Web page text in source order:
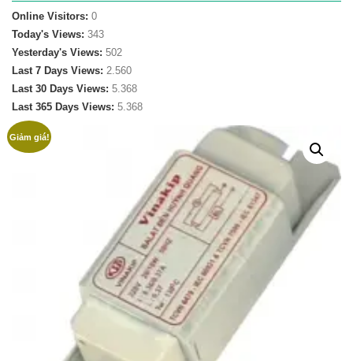
Online Visitors: 0
Today's Views: 343
Yesterday's Views: 502
Last 7 Days Views: 2.560
Last 30 Days Views: 5.368
Last 365 Days Views: 5.368
Giảm giá!